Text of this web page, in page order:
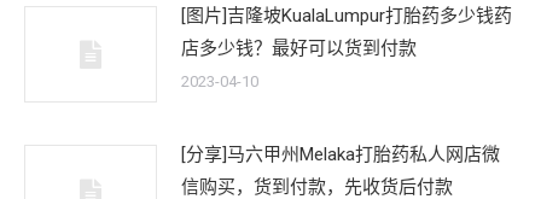
[图片]吉隆坡KualaLumpur打胎药多少钱药
店多少钱？最好可以货到付款
2023-04-10
[分享]马六甲州Melaka打胎药私人网店微
信购买，货到付款，先收货后付款